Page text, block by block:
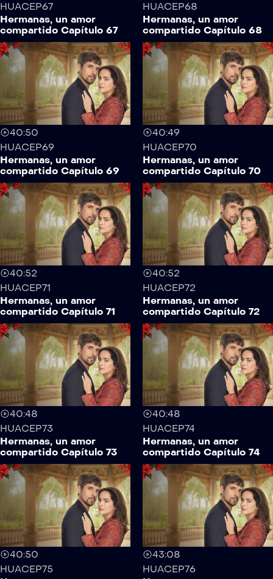
HUACEP67
Hermanas, un amor
compartido Capítulo 67
HUACEP68
Hermanas, un amor
compartido Capítulo 68
40:50
HUACEP69
Hermanas, un amor
compartido Capítulo 69
40:49
HUACEP70
Hermanas, un amor
compartido Capítulo 70
40:52
HUACEP71
Hermanas, un amor
compartido Capítulo 71
40:52
HUACEP72
Hermanas, un amor
compartido Capítulo 72
40:48
HUACEP73
Hermanas, un amor
compartido Capítulo 73
40:48
HUACEP74
Hermanas, un amor
compartido Capítulo 74
40:50
HUACEP75
43:08
HUACEP76